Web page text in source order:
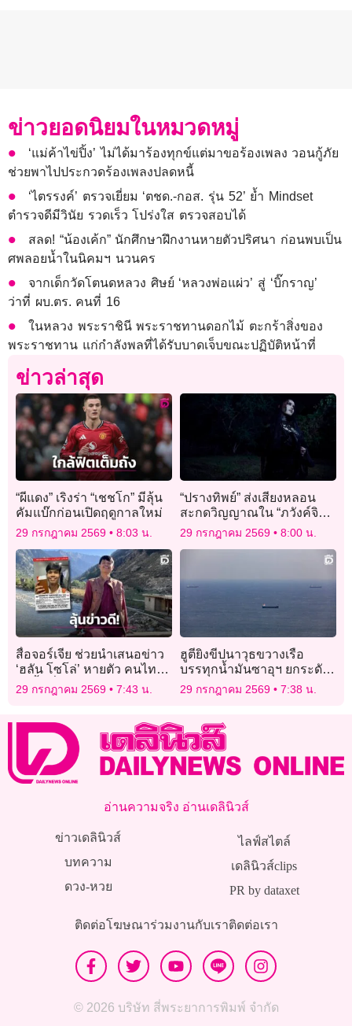
ข่าวยอดนิยมในหมวดหมู่
‘แม่ค้าไข่ปิ้ง’ ไม่ได้มาร้องทุกข์แต่มาขอร้องเพลง วอนกู้ภัย
ช่วยพาไปประกวดร้องเพลงปลดหนี้
‘ไตรรงค์’ ตรวจเยี่ยม ‘ตชด.-กอส. รุ่น 52’ ย้ำ Mindset
ตำรวจดีมีวินัย รวดเร็ว โปร่งใส ตรวจสอบได้
สลด! “น้องเค้ก” นักศึกษาฝึกงานหายตัวปริศนา ก่อนพบเป็น
ศพลอยน้ำในนิคมฯ นวนคร
จากเด็กวัดโตนดหลวง ศิษย์ ‘หลวงพ่อแผ่ว’ สู่ ‘บิ๊กราญ’
ว่าที่ ผบ.ตร. คนที่ 16
ในหลวง พระราชินี พระราชทานดอกไม้ ตะกร้าสิ่งของ
พระราชทาน แก่กำลังพลที่ได้รับบาดเจ็บขณะปฏิบัติหน้าที่
ข่าวล่าสุด
“ผีแดง” เริงร่า “เชชโก” มีลุ้น
คัมแบ๊กก่อนเปิดฤดูกาลใหม่
29 กรกฎาคม 2569 8:03 น.
“ปรางทิพย์” ส่งเสียงหลอน
สะกดวิญญาณใน “ภวังค์จิต”
เพลงประกอบ “คำสารภาพ
ของหมอผี”
29 กรกฎาคม 2569 8:00 น.
สื่อจอร์เจีย ช่วยนำเสนอข่าว
‘ฮลัน โซโล่’ หายตัว คนไทย
ในพื้นที่ประสาน ตร.-สถาน
29 กรกฎาคม 2569 7:43 น.
ฮูตียิงขีปนาวุธขวางเรือ
บรรทุกน้ำมันซาอุฯ ยกระดับ
ปิดล้อมทะเลแดง
29 กรกฎาคม 2569 7:38 น.
อ่านความจริง อ่านเดลินิวส์
ข่าวเดลินิวส์
บทความ
ดวง-หวย
ไลฟ์สไตล์
เดลินิวส์clips
PR by dataxet
ติดต่อโฆษณาร่วมงานกับเราติดต่อเรา
© 2026 บริษัท สี่พระยาการพิมพ์ จำกัด